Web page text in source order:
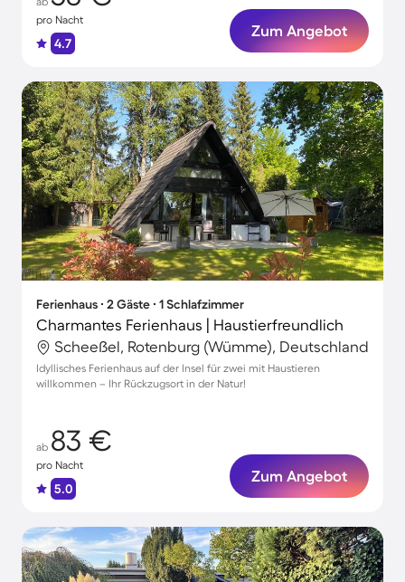
pro Nacht
4.7
Zum Angebot
Ferienhaus ∙ 2 Gäste ∙ 1 Schlafzimmer
Charmantes Ferienhaus | Haustierfreundlich
Scheeßel, Rotenburg (Wümme), Deutschland
Idyllisches Ferienhaus auf der Insel für zwei mit Haustieren
willkommen – Ihr Rückzugsort in der Natur!
ab 83 €
pro Nacht
5.0
Zum Angebot